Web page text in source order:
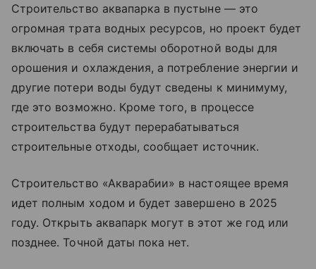
Строительство аквапарка в пустыне — это
огромная трата водных ресурсов, но проект будет
включать в себя системы оборотной воды для
орошения и охлаждения, а потребление энергии и
другие потери воды будут сведены к минимуму,
где это возможно. Кроме того, в процессе
строительства будут перерабатываться
строительные отходы, сообщает источник.
Строительство «Акварабии» в настоящее время
идет полным ходом и будет завершено в 2025
году. Открыть аквапарк могут в этот же год или
позднее. Точной даты пока нет.